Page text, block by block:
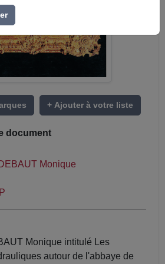
+ Ajouter à votre liste
document
Monique
Monique intitulé Les
autour de l'abbaye de